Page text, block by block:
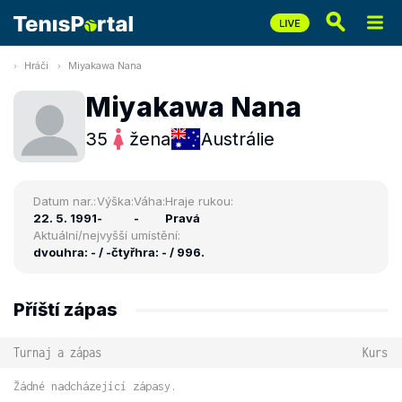
Hráči Miyakawa Nana
Miyakawa Nana
35 žena Austrálie
Datum nar.:
22. 5. 1991
Výška:
-
Váha:
-
Hraje rukou:
Pravá
Aktuální/nejvyšší umístění:
dvouhra: - / -čtyřhra: - / 996.
Příští zápas
Turnaj a zápas Kurs
Žádné nadcházející zápasy.